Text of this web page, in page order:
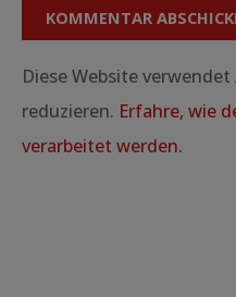
Diese Website
reduzieren. Erfahre, wie
verarbeitet werden.